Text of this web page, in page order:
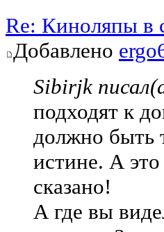
Re: Киноляпы в
Добавлено
Sibirjk
подходят к
должно быть
истине. А
сказано!
А где вы